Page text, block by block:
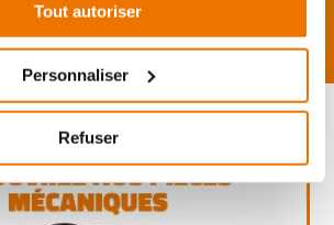
Tout autoriser
Personnaliser
Refuser